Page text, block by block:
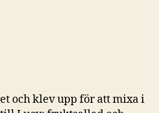
och klev upp för att mixa i